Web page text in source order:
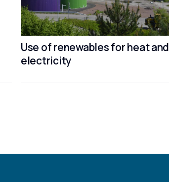
Use of renewables for heat and
electricity